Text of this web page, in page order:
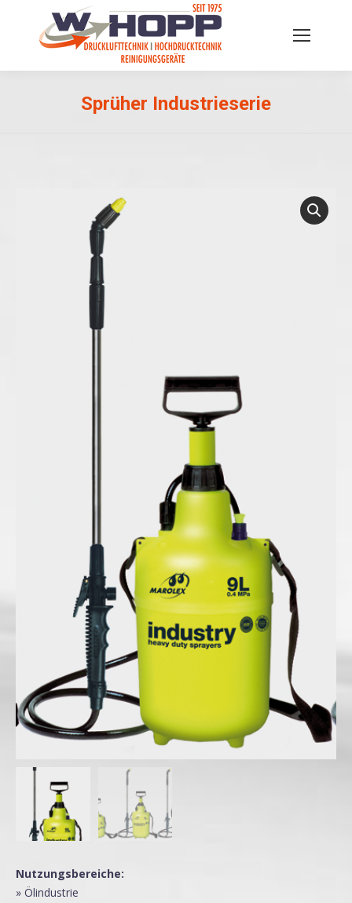
Sprüher Industrieserie
Nutzungsbereiche:
» Ölindustrie